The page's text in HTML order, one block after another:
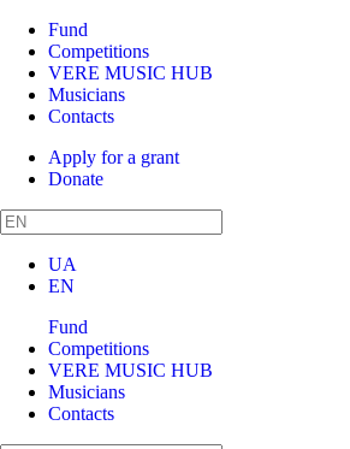
Fund
Competitions
VERE MUSIC HUB
Musicians
Contacts
Apply for a grant
Donate
UA
EN
Fund
Competitions
VERE MUSIC HUB
Musicians
Contacts